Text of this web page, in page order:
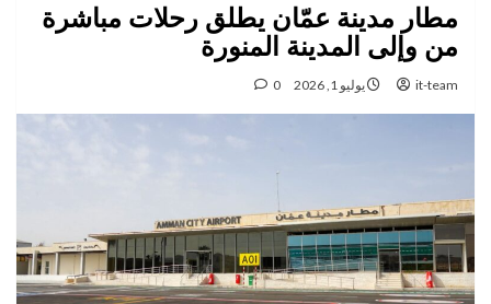
مطار مدينة عمّان يطلق رحلات مباشرة
من وإلى المدينة المنورة
it-team يوليو 1, 2026 0